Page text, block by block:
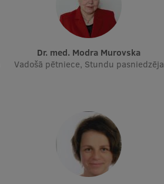
Dr. med. Modra Murovska
Vadošā pētniece, Stundu pasniedzēja